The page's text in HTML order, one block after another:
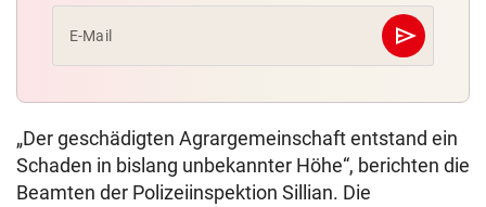
E-Mail send
Abschicken
„Der geschädigten Agrargemeinschaft entstand ein
Schaden in bislang unbekannter Höhe“, berichten die
Beamten der Polizeiinspektion Sillian. Die